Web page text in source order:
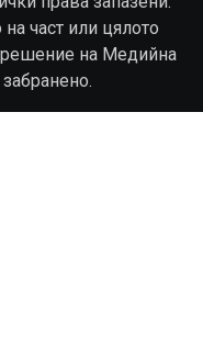
част или цялото
на Медийна